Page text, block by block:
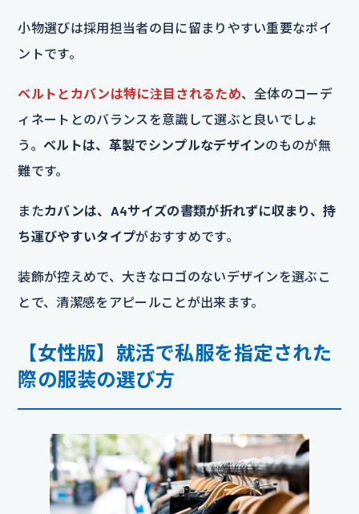
小物選びは採用担当者の目に留まりやすい重要なポイ
ントです。
ベルトとカバンは特に注目されるため、全体のコーデ
ィネートとのバランスを意識して選ぶと良いでしょ
う。ベルトは、革製でシンプルなデザインのものが無
難です。
またカバンは、A4サイズの書類が折れずに収まり、持
ち運びやすいタイプがおすすめです。
装飾が控えめで、大きなロゴのないデザインを選ぶこ
とで、清潔感をアピールことが出来ます。
【女性版】就活で私服を指定された
際の服装の選び方